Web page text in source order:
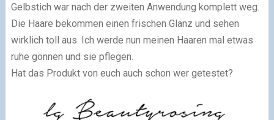
Gelbstich war nach der zweiten Anwendung komplett weg.
Die Haare bekommen einen frischen Glanz und sehen
wirklich toll aus. Ich werde nun meinen Haaren mal etwas
ruhe gönnen und sie pflegen.
Hat das Produkt von euch auch schon wer getestet?